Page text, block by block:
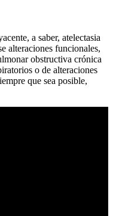
a saber, atelectasia
alteraciones funcionales,
obstructiva crónica
o de alteraciones
que sea posible,